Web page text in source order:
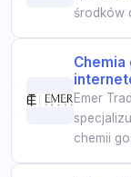
środków
Emer
chemii